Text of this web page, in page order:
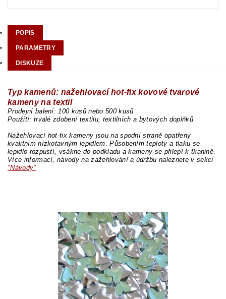
POPIS
PARAMETRY
DISKUZE
Typ kamenů: nažehlovací hot-fix kovové tvarové
kameny na textil
Prodejní balení: 100 kusů nebo 500 kusů
Použití: trvalé zdobení textilu, textilních a bytových doplňků
Nažehlovací hot-fix kameny jsou na spodní straně opatřeny
kvalitním nízkotavným lepidlem. Působením teploty a tlaku se
lepidlo rozpustí, vsákne do podkladu a kameny se přilepí k tkanině.
Více informací, návody na zažehlování a údržbu naleznete v sekci
"Návody"